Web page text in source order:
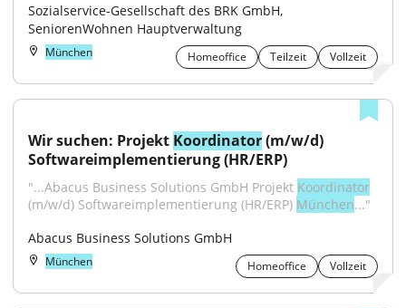
Sozialservice-Gesellschaft des BRK GmbH,
SeniorenWohnen Hauptverwaltung
München Homeoffice Teilzeit Vollzeit
Wir suchen: Projekt Koordinator (m/w/d)
Softwareimplementierung (HR/ERP)
"...Abacus Business Solutions GmbH Projekt Koordinator
(m/w/d) Softwareimplementierung (HR/ERP) München..."
Abacus Business Solutions GmbH
München Homeoffice Vollzeit